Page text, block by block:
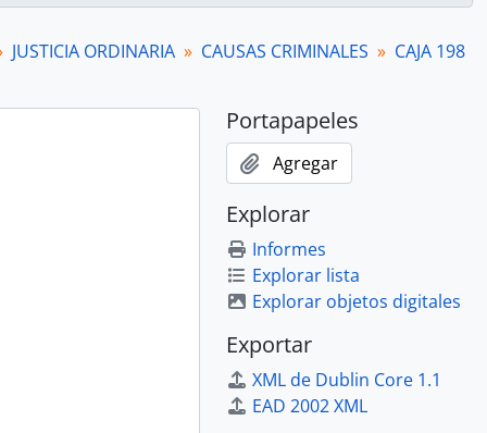
JUSTICIA ORDINARIA CAUSAS CRIMINALES
CAJA 198
Portapapeles
Agregar
Explorar
Informes
Explorar lista
Explorar objetos digitales
Exportar
XML de Dublin Core 1.1
EAD 2002 XML